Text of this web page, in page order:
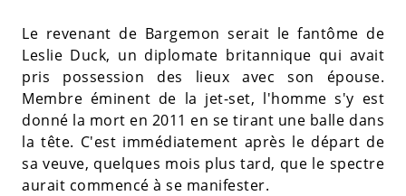
Le revenant de Bargemon serait le fantôme de
Leslie Duck, un diplomate britannique qui avait
pris possession des lieux avec son épouse.
Membre éminent de la jet-set, l'homme s'y est
donné la mort en 2011 en se tirant une balle dans
la tête. C'est immédiatement après le départ de
sa veuve, quelques mois plus tard, que le spectre
aurait commencé à se manifester.